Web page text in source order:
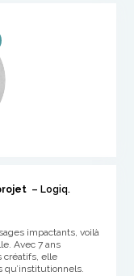
– Logiq.
impactants, voilà
Avec 7 ans
créatifs, elle